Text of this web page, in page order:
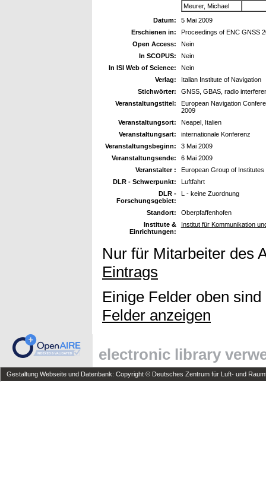
Meurer, Michael
Datum:
5 Mai 2009
Erschienen in:
Proceedings of ENC GNSS
Open Access:
Nein
In SCOPUS:
Nein
In ISI Web of Science:
Nein
Verlag:
Italian Institute of Navigation
Stichwörter:
GNSS, GBAS, radio
Veranstaltungstitel:
European Navigation
2009
Veranstaltungsort:
Neapel, Italien
Veranstaltungsart:
internationale Konferenz
Veranstaltungsbeginn:
3 Mai 2009
Veranstaltungsende:
6 Mai 2009
Veranstalter :
European Group of
DLR - Schwerpunkt:
Luftfahrt
DLR -
Forschungsgebiet:
L - keine Zuordnung
Standort:
Oberpfaffenhofen
Institute &
Einrichtungen:
Institut für Kommunikation
Nur für Mitarbeiter des
Eintrags
Einige Felder oben
Felder anzeigen
electronic library
Gestaltung Webseite und Datenbank: Copyright © Deutsches Zentrum für Luft- und